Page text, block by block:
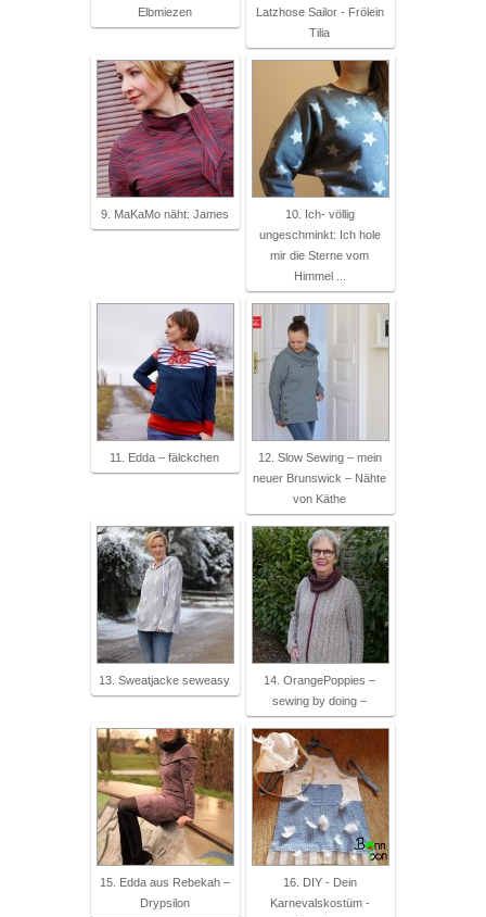
Elbmiezen
Latzhose Sailor - Frölein
Tilia
9. MaKaMo näht: James
10. Ich- völlig
ungeschminkt: Ich hole
mir die Sterne vom
Himmel ...
11. Edda – fälckchen
12. Slow Sewing – mein
neuer Brunswick – Nähte
von Käthe
13. Sweatjacke seweasy
14. OrangePoppies –
sewing by doing –
15. Edda aus Rebekah –
Drypsilon
16. DIY - Dein
Karnevalskostüm -